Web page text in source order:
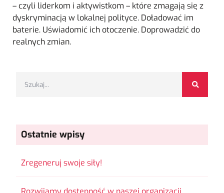
– czyli liderkom i aktywistkom – które zmagają się z
dyskryminacją w lokalnej polityce. Doładować im
baterie. Uświadomić ich otoczenie. Doprowadzić do
realnych zmian.
Ostatnie wpisy
Zregeneruj swoje siły!